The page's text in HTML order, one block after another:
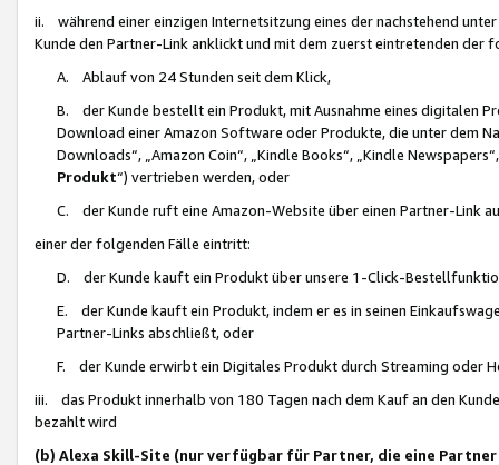
ii. während einer einzigen Internetsitzung eines der nachstehend
Kunde den Partner-Link anklickt und mit dem zuerst eintretenden der
A. Ablauf von 24 Stunden seit dem Klick,
B. der Kunde bestellt ein Produkt, mit Ausnahme eines digitalen
Download einer Amazon Software oder Produkte, die unter dem
Downloads“, „Amazon Coin“, „Kindle Books“, „Kindle
Produkt“) vertrieben werden, oder
C. der Kunde ruft eine Amazon-Website über einen Partner-Link
einer der folgenden Fälle eintritt:
D. der Kunde kauft ein Produkt über unsere 1-Click-
E. der Kunde kauft ein Produkt, indem er es in seinen
Partner-Links abschließt, oder
F. der Kunde erwirbt ein Digitales Produkt durch Streaming oder
iii. das Produkt innerhalb von 180 Tagen nach dem Kauf an den
bezahlt wird
(b) Alexa Skill-Site (nur verfügbar für Partner, die eine